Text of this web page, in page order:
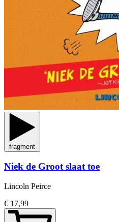
fragment
Niek de Groot slaat toe
Lincoln Peirce
€ 17,99